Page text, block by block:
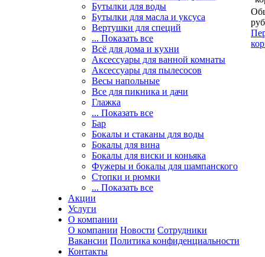
Бутылки для воды
Бутылки для масла и уксуса
Вертушки для специй
... Показать все
Всё для дома и кухни
Аксессуары для ванной комнаты
Аксессуары для пылесосов
Весы напольные
Все для пикника и дачи
Глажка
... Показать все
Бар
Бокалы и стаканы для воды
Бокалы для вина
Бокалы для виски и коньяка
Фужеры и бокалы для шампанского
Стопки и рюмки
... Показать все
Акции
Услуги
О компании
О компании Новости Сотрудники
Вакансии Политика конфиденциальности
Контакты